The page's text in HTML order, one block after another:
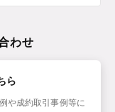
わせ
ら
や成約取引事例等に